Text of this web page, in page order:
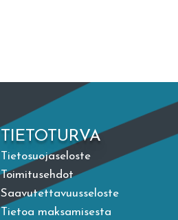
TIETOTURVA
Tietosuojaseloste
Toimitusehdot
Saavutettavuusseloste
Tietoa maksamisesta